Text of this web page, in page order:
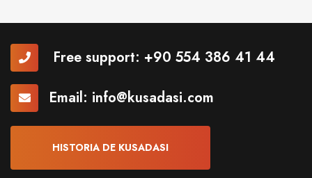
Free support: +90 554 386 41 44
Email: info@kusadasi.com
HISTORIA DE KUSADASI